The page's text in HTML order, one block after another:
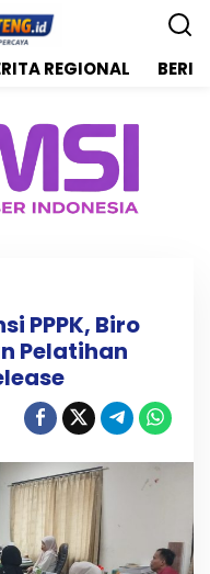
REGIONAL
PPPK, Biro
Pelatihan